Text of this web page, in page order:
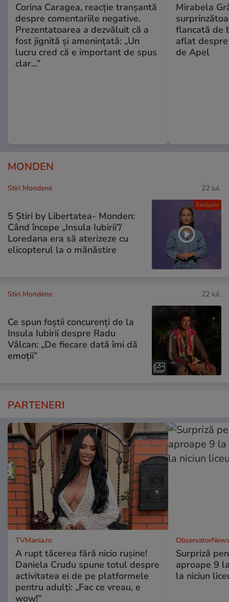
Corina Caragea, reacție tranșantă
despre comentariile negative.
Prezentatoarea a dezvăluit că a
fost jignită și amenințată: „Un
lucru cred că e important de spus
clar...”
Mirabela
flancată de
aflat
de Apel
MONDEN
Exclusiv
Stiri Mondene 22 iul.
5 Știri by Libertatea- Monden:
Când începe „Insula Iubirii”/
Loredana era să aterizeze cu
elicopterul la o mănăstire
Stiri Mondene 22 iul.
Ce spun foștii concurenți de la
Insula Iubirii despre Radu
Vâlcan: „De fiecare dată îmi dă
emoții”
PARTENERI
TVMania.ro
A rupt tăcerea fără nicio rușine!
Daniela Crudu spune totul despre
activitatea ei de pe platformele
pentru adulți: „Fac ce vreau, e
wow!”
Surpriză
aproape 9
la niciun